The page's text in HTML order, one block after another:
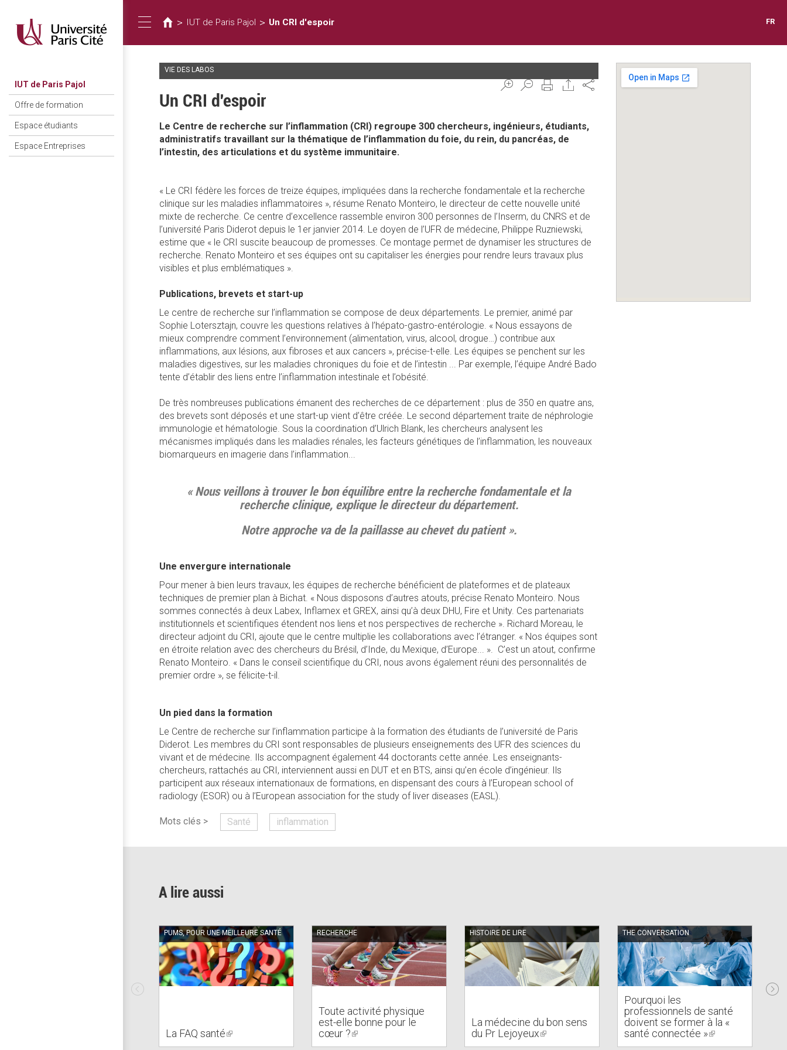
contenu
principal
IUT de Paris Pajol
Offre de formation
Espace étudiants
Espace Entreprises
Toggle
navigation
êtes
ici
> IUT de Paris Pajol > Un CRI d'espoir FR
VIE DES LABOS
Share
Un CRI d'espoir
Le Centre de recherche sur l’inflammation (CRI) regroupe 300 chercheurs, ingénieurs, étudiants,
administratifs travaillant sur la thématique de l’inflammation du foie, du rein, du pancréas, de
l’intestin, des articulations et du système immunitaire.
« Le CRI fédère les forces de treize équipes, impliquées dans la recherche fondamentale et la recherche
clinique sur les maladies inflammatoires », résume Renato Monteiro, le directeur de cette nouvelle unité
mixte de recherche. Ce centre d’excellence rassemble environ 300 personnes de l’Inserm, du CNRS et de
l’université Paris Diderot depuis le 1er janvier 2014. Le doyen de l’UFR de médecine, Philippe Ruzniewski,
estime que « le CRI suscite beaucoup de promesses. Ce montage permet de dynamiser les structures de
recherche. Renato Monteiro et ses équipes ont su capitaliser les énergies pour rendre leurs travaux plus
visibles et plus emblématiques ».
Publications, brevets et start-up
Le centre de recherche sur l’inflammation se compose de deux départements. Le premier, animé par
Sophie Lotersztajn, couvre les questions relatives à l’hépato-gastro-entérologie. « Nous essayons de
mieux comprendre comment l’environnement (alimentation, virus, alcool, drogue…) contribue aux
inflammations, aux lésions, aux fibroses et aux cancers », précise-t-elle. Les équipes se penchent sur les
maladies digestives, sur les maladies chroniques du foie et de l’intestin ... Par exemple, l’équipe André Bado
tente d’établir des liens entre l’inflammation intestinale et l’obésité.
De très nombreuses publications émanent des recherches de ce département : plus de 350 en quatre ans,
des brevets sont déposés et une start-up vient d’être créée. Le second département traite de néphrologie
immunologie et hématologie. Sous la coordination d’Ulrich Blank, les chercheurs analysent les
mécanismes impliqués dans les maladies rénales, les facteurs génétiques de l’inflammation, les nouveaux
biomarqueurs en imagerie dans l’inflammation...
« Nous veillons à trouver le bon équilibre entre la recherche fondamentale et la
recherche clinique, explique le directeur du département.
Notre approche va de la paillasse au chevet du patient ».
Une envergure internationale
Pour mener à bien leurs travaux, les équipes de recherche bénéficient de plateformes et de plateaux
techniques de premier plan à Bichat. « Nous disposons d’autres atouts, précise Renato Monteiro. Nous
sommes connectés à deux Labex, Inflamex et GREX, ainsi qu’à deux DHU, Fire et Unity. Ces partenariats
institutionnels et scientifiques étendent nos liens et nos perspectives de recherche ». Richard Moreau, le
directeur adjoint du CRI, ajoute que le centre multiplie les collaborations avec l’étranger. « Nos équipes sont
en étroite relation avec des chercheurs du Brésil, d’Inde, du Mexique, d’Europe... ». C’est un atout, confirme
Renato Monteiro. « Dans le conseil scientifique du CRI, nous avons également réuni des personnalités de
premier ordre », se félicite-t-il.
Un pied dans la formation
Le Centre de recherche sur l’inflammation participe à la formation des étudiants de l’université de Paris
Diderot. Les membres du CRI sont responsables de plusieurs enseignements des UFR des sciences du
vivant et de médecine. Ils accompagnent également 44 doctorants cette année. Les enseignants-
chercheurs, rattachés au CRI, interviennent aussi en DUT et en BTS, ainsi qu’en école d’ingénieur. Ils
participent aux réseaux internationaux de formations, en dispensant des cours à l’European school of
radiology (ESOR) ou à l’European association for the study of liver diseases (EASL).
Mots clés > Santé inflammation
A lire aussi
PUMS, POUR UNE MEILLEURE SANTÉ
La FAQ santé(link
is
RECHERCHE
Toute activité physique
est-elle bonne pour le
cœur ?(link
is
HISTOIRE DE LIRE
La médecine du bon sens
du Pr Lejoyeux(link
is
THE CONVERSATION
Pourquoi les
professionnels de santé
doivent se former à la «
santé connectée »(link
is